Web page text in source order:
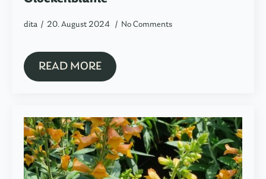
dita 20. August 2024 No Comments
READ MORE